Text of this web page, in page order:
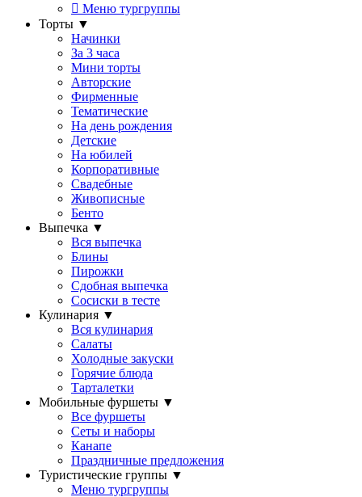
Меню тургруппы
Торты ▼
Начинки
За 3 часа
Мини торты
Авторские
Фирменные
Тематические
На день рождения
Детские
На юбилей
Корпоративные
Свадебные
Живописные
Бенто
Выпечка ▼
Вся выпечка
Блины
Пирожки
Сдобная выпечка
Сосиски в тесте
Кулинария ▼
Вся кулинария
Салаты
Холодные закуски
Горячие блюда
Тарталетки
Мобильные фуршеты ▼
Все фуршеты
Сеты и наборы
Канапе
Праздничные предложения
Туристические группы ▼
Меню тургруппы